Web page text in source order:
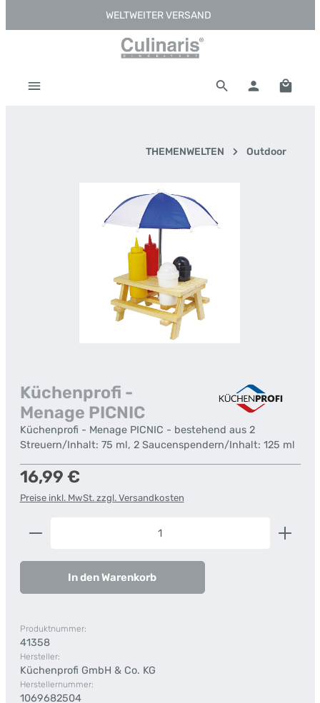
Zum Hauptinhalt springenWELTWEITER VERSAND
THEMENWELTEN Outdoor
Küchenprofi -
Menage PICNIC
Küchenprofi - Menage PICNIC - bestehend aus 2
Streuern/Inhalt: 75 ml, 2 Saucenspendern/Inhalt: 125 ml
Regulärer Preis:
16,99 €
Preise inkl. MwSt. zzgl. Versandkosten
Produkt Anzahl: Gib den gewünschten Wert ein
In den Warenkorb
Produktnummer:
41358
Hersteller:
Küchenprofi GmbH & Co. KG
Herstellernummer:
1069682504